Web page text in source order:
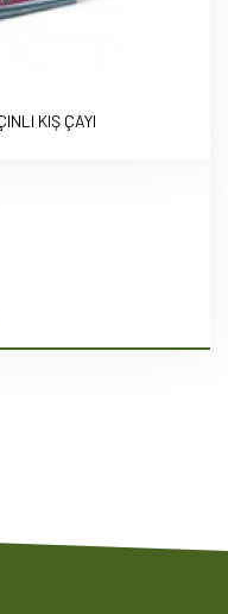
KIŞ ÇAYI